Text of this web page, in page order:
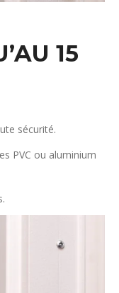
15
sécurité.
PVC ou aluminium